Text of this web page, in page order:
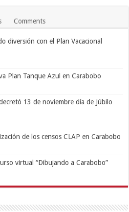
Comments
diversión con el Plan Vacacional
Plan Tanque Azul en Carabobo
13 de noviembre día de Júbilo
de los censos CLAP en Carabobo
virtual “Dibujando a Carabobo”